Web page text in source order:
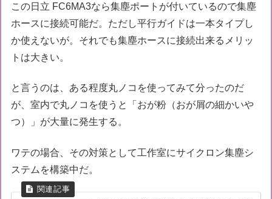
この日立 FC6MA3なら集塵ポートが付いているので集塵
ホースに接続可能だ。ただし平行ガイドは一本タイプし
か使えないが。それでも集塵ホースに接続出来るメリッ
トは大きい。
と言うのは、ある程度丸ノコを使ってみて分ったのだ
が、室内で丸ノコを使うと「おが粉（おが屑の細かいや
つ）」が大量に発生する。
ワテの場合、その対策として工作室にサイクロン集塵シ
ステムを構築中だ。